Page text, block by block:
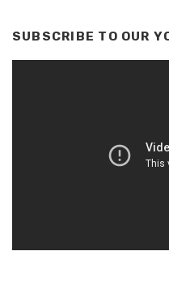
SUBSCRIBE TO OUR